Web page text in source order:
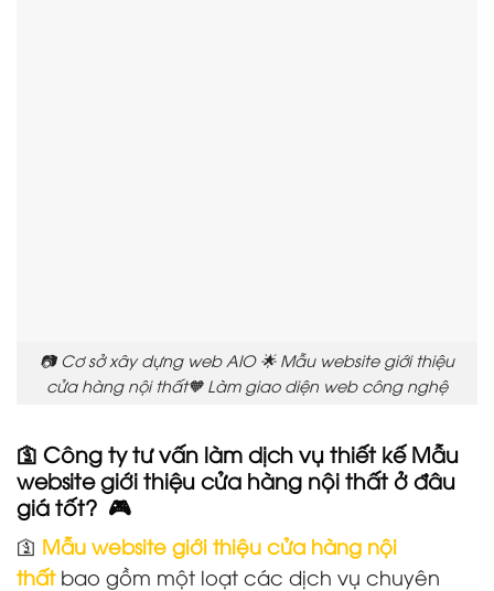
📷 Cơ sở xây dựng web AIO 🌟 Mẫu website giới thiệu
cửa hàng nội thất🧡 Làm giao diện web công nghệ
🛐 Công ty tư vấn làm dịch vụ thiết kế Mẫu
website giới thiệu cửa hàng nội thất ở đâu
giá tốt? 🎮
🛐 Mẫu website giới thiệu cửa hàng nội
thấtbao gồm một loạt các dịch vụ chuyên